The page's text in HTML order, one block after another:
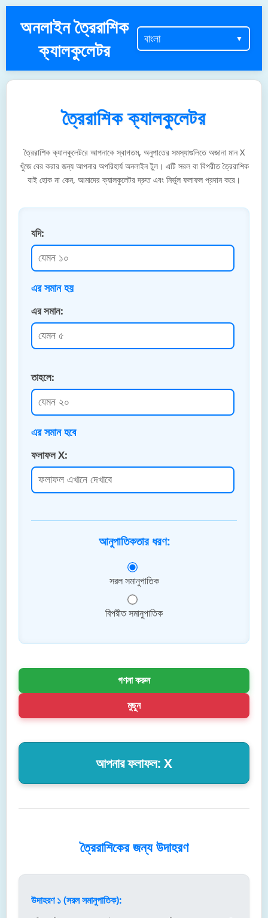
অনলাইন ত্রৈরাশিক
ক্যালকুলেটর
ত্রৈরাশিক ক্যালকুলেটর
ত্রৈরাশিক ক্যালকুলেটরে আপনাকে স্বাগতম, অনুপাতের সমস্যাগুলিতে অজানা মান X
খুঁজে বের করার জন্য আপনার অপরিহার্য অনলাইন টুল। এটি সরল বা বিপরীত ত্রৈরাশিক
যাই হোক না কেন, আমাদের ক্যালকুলেটর দ্রুত এবং নির্ভুল ফলাফল প্রদান করে।
যদি:
এর সমান হয়
এর সমান:
তাহলে:
এর সমান হবে
ফলাফল X:
আনুপাতিকতার ধরণ:
সরল সমানুপাতিক
বিপরীত সমানুপাতিক
গণনা করুন
মুছুন
আপনার ফলাফল: X
ত্রৈরাশিকের জন্য উদাহরণ
উদাহরণ ১ (সরল সমানুপাতিক):